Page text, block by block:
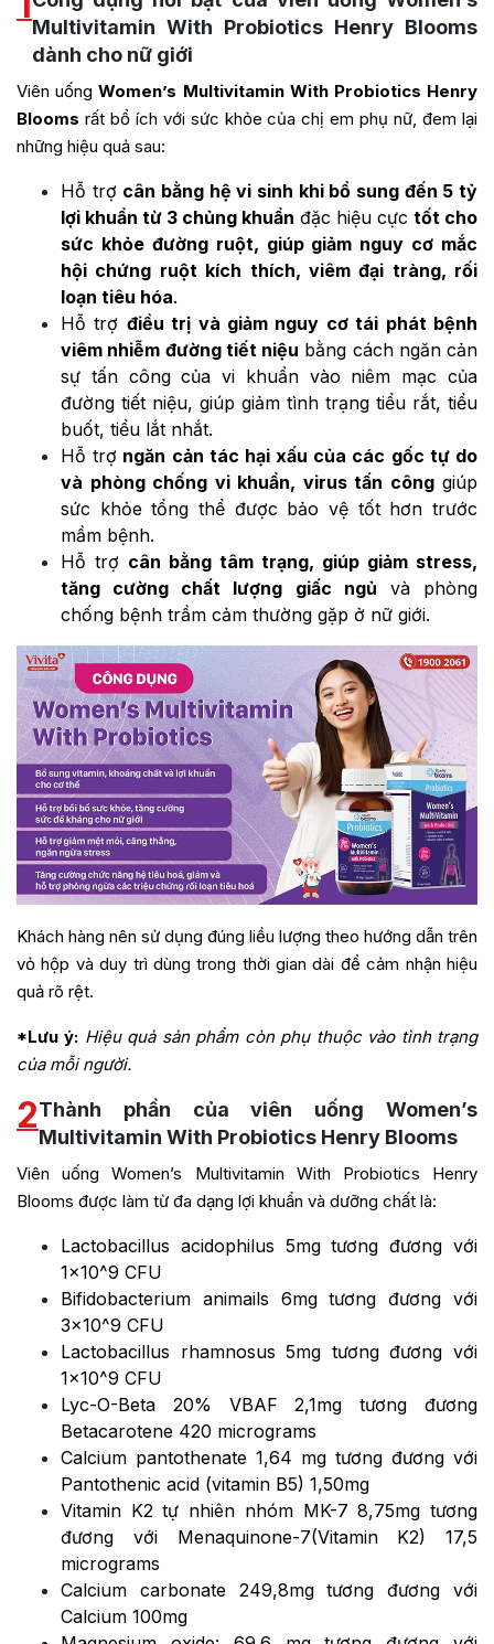
Multivitamin With Probiotics Henry Blooms
dành cho nữ giới
Viên uốngWomen’s Multivitamin With Probiotics Henry
Blooms rất bổ ích với sức khỏe của chị em phụ nữ, đem lại
những hiệu quả sau:
Hỗ trợ cân bằng hệ vi sinh khi bổ sung đến 5 tỷ
lợi khuẩn từ 3 chủng khuẩn đặc hiệu cực tốt cho
sức khỏe đường ruột, giúp giảm nguy cơ mắc
hội chứng ruột kích thích, viêm đại tràng, rối
loạn tiêu hóa.
Hỗ trợ điều trị và giảm nguy cơ tái phát bệnh
viêm nhiễm đường tiết niệu bằng cách ngăn cản
sự tấn công của vi khuẩn vào niêm mạc của
đường tiết niệu, giúp giảm tình trạng tiểu rắt, tiểu
buốt, tiểu lắt nhắt.
Hỗ trợ ngăn cản tác hại xấu của các gốc tự do
và phòng chống vi khuẩn, virus tấn cônggiúp
sức khỏe tổng thể được bảo vệ tốt hơn trước
mầm bệnh.
Hỗ trợ cân bằng tâm trạng, giúp giảm stress,
tăng cường chất lượng giấc ngủ và phòng
chống bệnh trầm cảm thường gặp ở nữ giới.
Khách hàng nên sử dụng đúng liều lượng theo hướng dẫn trên
vỏ hộp và duy trì dùng trong thời gian dài để cảm nhận hiệu
quả rõ rệt.
*Lưu ý: Hiệu quả sản phẩm còn phụ thuộc vào tình trạng
của mỗi người.
2Thành phần của viên uống Women’s
Multivitamin With Probiotics Henry Blooms
Viên uống Women’s Multivitamin With Probiotics Henry
Blooms được làm từ đa dạng lợi khuẩn và dưỡng chất là:
Lactobacillus acidophilus 5mg tương đương với
1×10^9 CFU
Bifidobacterium animails 6mg tương đương với
3×10^9 CFU
Lactobacillus rhamnosus 5mg tương đương với
1×10^9 CFU
Lyc-O-Beta 20% VBAF 2,1mg tương đương
Betacarotene 420 micrograms
Calcium pantothenate 1,64 mg tương đương với
Pantothenic acid (vitamin B5) 1,50mg
Vitamin K2 tự nhiên nhóm MK-7 8,75mg tương
đương với Menaquinone-7(Vitamin K2) 17,5
micrograms
Calcium carbonate 249,8mg tương đương với
Calcium 100mg